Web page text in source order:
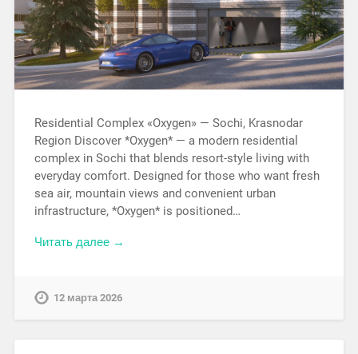
Residential Complex «Oxygen» — Sochi, Krasnodar
Region Discover *Oxygen* — a modern residential
complex in Sochi that blends resort-style living with
everyday comfort. Designed for those who want fresh
sea air, mountain views and convenient urban
infrastructure, *Oxygen* is positioned…
Читать далее →
12 марта 2026